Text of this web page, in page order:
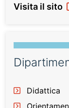
Visita il sito
Didattica